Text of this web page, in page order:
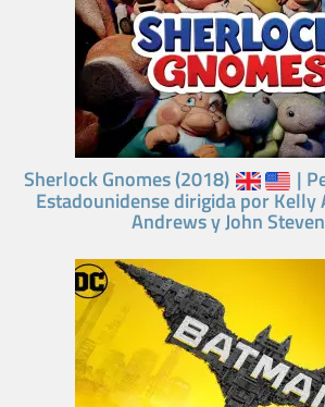
Sherlock Gnomes (2018) |
Estadounidense dirigida por Kelly
Andrews y John